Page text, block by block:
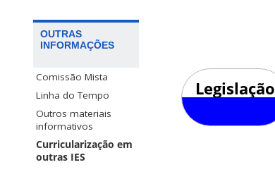
OUTRAS
INFORMAÇÕES
Comissão Mista
Linha do Tempo
Outros materiais
informativos
Curricularização em
outras IES
Legislação